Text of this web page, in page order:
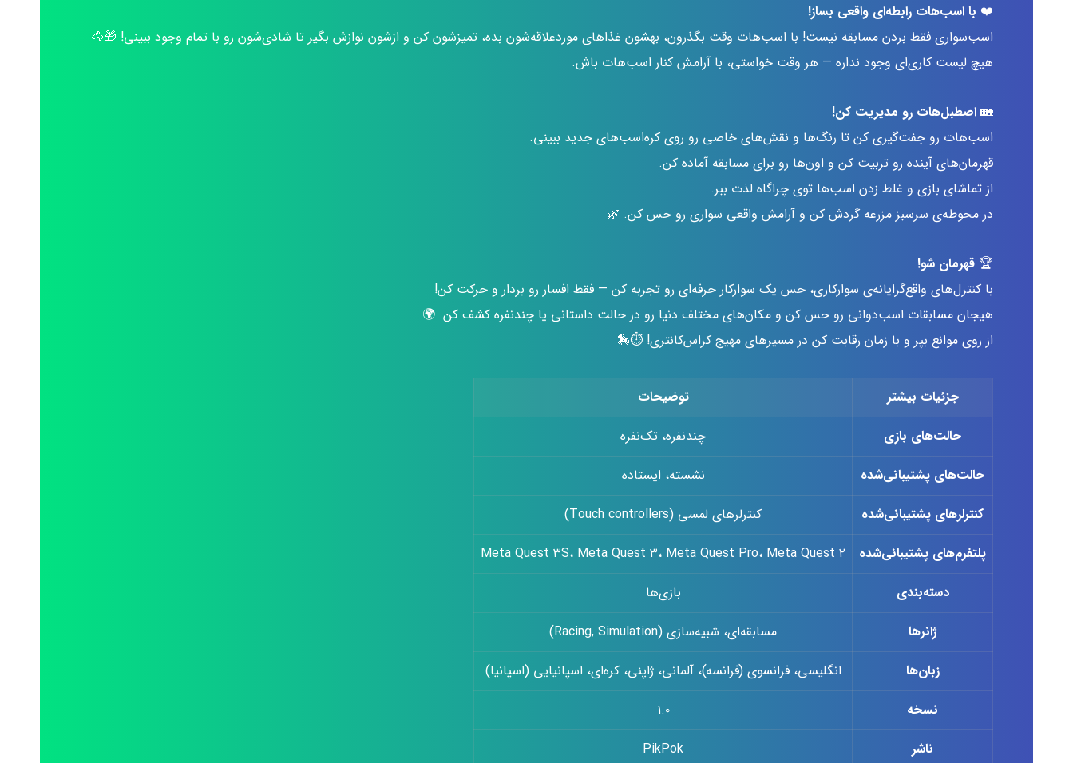
❤️ با اسب‌هات رابطه‌ای واقعی بساز!
اسب‌سواری فقط بردن مسابقه نیست! با اسب‌هات وقت بگذرون، بهشون غذاهای موردعلاقه‌شون بده، تمیزشون کن و ازشون نوازش بگیر تا شادی‌شون رو با تمام وجود ببینی! 🎁🐴
هیچ لیست کاری‌ای وجود نداره — هر وقت خواستی، با آرامش کنار اسب‌هات باش.
🏡 اصطبل‌هات رو مدیریت کن!
اسب‌هات رو جفت‌گیری کن تا رنگ‌ها و نقش‌های خاصی رو روی کره‌اسب‌های جدید ببینی.
قهرمان‌های آینده رو تربیت کن و اون‌ها رو برای مسابقه آماده کن.
از تماشای بازی و غلط زدن اسب‌ها توی چراگاه لذت ببر.
در محوطه‌ی سرسبز مزرعه گردش کن و آرامش واقعی سواری رو حس کن. 🌿
🏆 قهرمان شو!
با کنترل‌های واقع‌گرایانه‌ی سوارکاری، حس یک سوارکار حرفه‌ای رو تجربه کن — فقط افسار رو بردار و حرکت کن!
هیجان مسابقات اسب‌دوانی رو حس کن و مکان‌های مختلف دنیا رو در حالت داستانی یا چندنفره کشف کن. 🌍
از روی موانع بپر و با زمان رقابت کن در مسیرهای مهیج کراس‌کانتری! ⏱️🏇
جزئیات بیشتر
توضیحات
حالت‌های بازی
چندنفره، تک‌نفره
حالت‌های پشتیبانی‌شده
نشسته، ایستاده
کنترلرهای پشتیبانی‌شده
کنترلرهای لمسی (Touch controllers)
پلتفرم‌های پشتیبانی‌شده
Meta Quest ۳S، Meta Quest ۳، Meta Quest Pro، Meta Quest ۲
دسته‌بندی
بازی‌ها
ژانرها
مسابقه‌ای، شبیه‌سازی (Racing, Simulation)
زبان‌ها
انگلیسی، فرانسوی (فرانسه)، آلمانی، ژاپنی، کره‌ای، اسپانیایی (اسپانیا)
نسخه
۱.۰
ناشر
PikPok